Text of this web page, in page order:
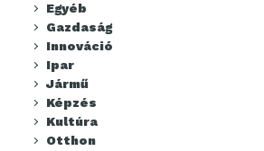
Egyéb
Gazdaság
Innováció
Ipar
Jármű
Képzés
Kultúra
Otthon